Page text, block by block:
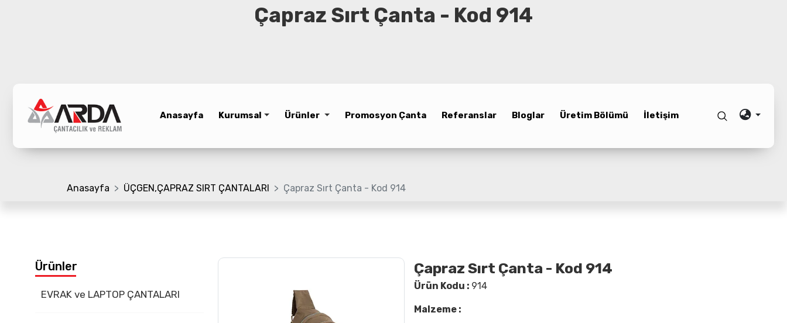
Anasayfa Kurumsal Ürünler Promosyon Çanta Referanslar Bloglar Üretim Bölümü İletişim
Kurumsal
Ürünler
Referanslar
İletişim
Çapraz Sırt Çanta - Kod 914
Anasayfa ÜÇGEN,ÇAPRAZ SIRT ÇANTALARI Çapraz Sırt Çanta - Kod 914
Ürünler
EVRAK ve LAPTOP ÇANTALARI
Çapraz Sırt Çanta - Kod 914
Ürün Kodu : 914
Malzeme :